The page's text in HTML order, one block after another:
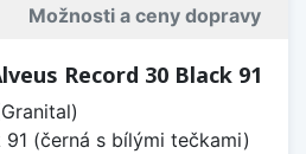
Možnosti a ceny dopravy
Record 30 Black 91
91 (černá s bílými tečkami)